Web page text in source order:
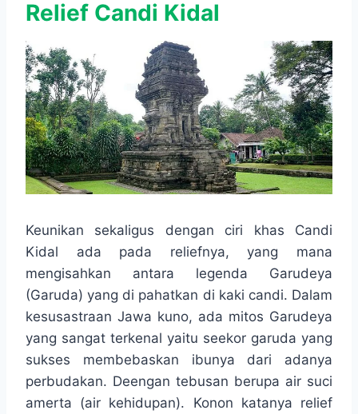
Relief Candi Kidal
Keunikan sekaligus dengan ciri khas Candi
Kidal ada pada reliefnya, yang mana
mengisahkan antara legenda Garudeya
(Garuda) yang di pahatkan di kaki candi. Dalam
kesusastraan Jawa kuno, ada mitos Garudeya
yang sangat terkenal yaitu seekor garuda yang
sukses membebaskan ibunya dari adanya
perbudakan. Deengan tebusan berupa air suci
amerta (air kehidupan). Konon katanya relief